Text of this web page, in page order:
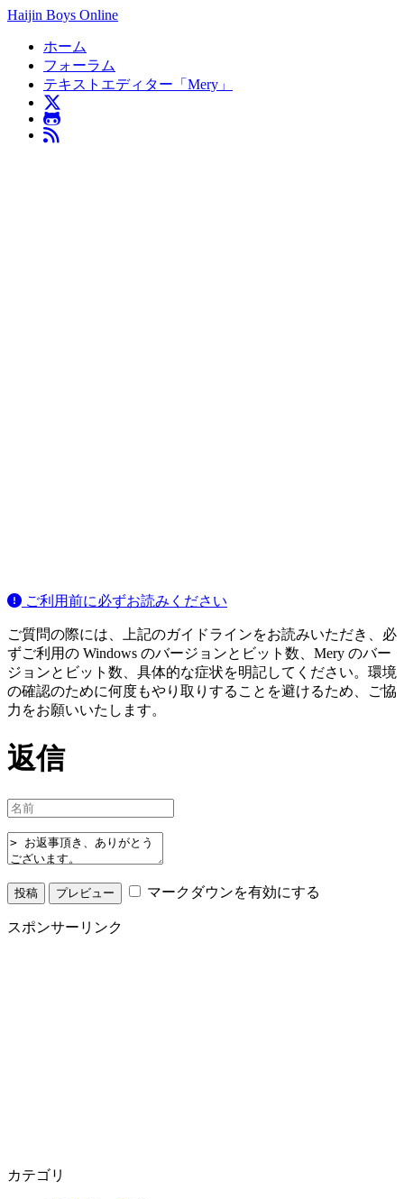
Haijin Boys Online
ホーム
フォーラム
テキストエディター「Mery」
ご利用前に必ずお読みください
ご質問の際には、上記のガイドラインをお読みいただき、必
ずご利用の Windows のバージョンとビット数、Mery のバー
ジョンとビット数、具体的な症状を明記してください。環境
の確認のために何度もやり取りすることを避けるため、ご協
力をお願いいたします。
返信
マークダウンを有効にする
スポンサーリンク
カテゴリ